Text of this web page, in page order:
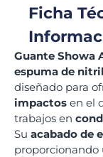
Ficha
Guante Showa
espuma de
diseñado para
impactos en el
trabajos en
Su acabado de
proporcionando